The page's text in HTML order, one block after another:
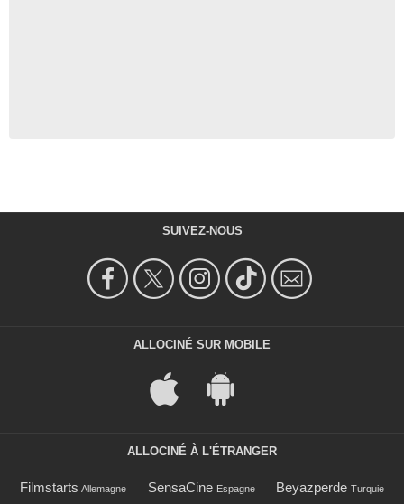
SUIVEZ-NOUS
ALLOCINÉ SUR MOBILE
ALLOCINÉ À L'ÉTRANGER
Filmstarts Allemagne SensaCine Espagne Beyazperde Turquie